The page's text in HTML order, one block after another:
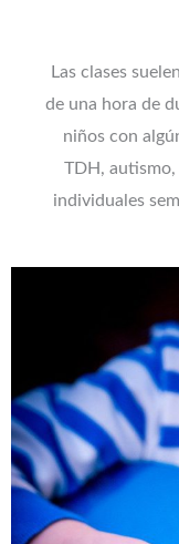
Las clases
de una hora de
niños con
TDH,
individuales